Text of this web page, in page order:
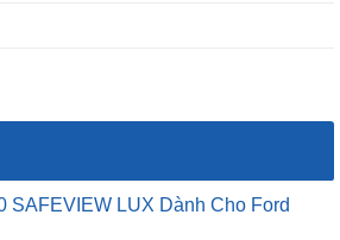
SAFEVIEW LUX Dành Cho Ford